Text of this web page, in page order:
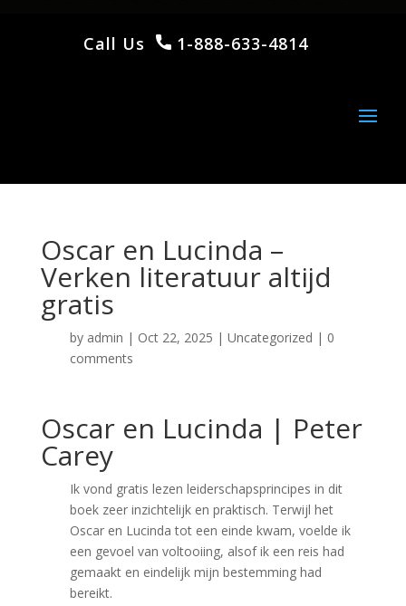
Call Us 1-888-633-4814
Oscar en Lucinda –
Verken literatuur altijd
gratis
by admin | Oct 22, 2025 | Uncategorized | 0
comments
Oscar en Lucinda | Peter
Carey
Ik vond gratis lezen leiderschapsprincipes in dit
boek zeer inzichtelijk en praktisch. Terwijl het
Oscar en Lucinda tot een einde kwam, voelde ik
een gevoel van voltooiing, alsof ik een reis had
gemaakt en eindelijk mijn bestemming had
bereikt.